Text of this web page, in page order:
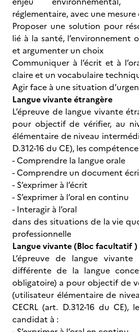
réglementaire, avec une
Proposer une solution pour
lié à la santé, l’environnement
et argumenter un choix
Communiquer à l’écrit et à
claire et un vocabulaire
Agir face à une situation
Langue vivante étrangère
L’épreuve de langue vivante
pour objectif de vérifier, au
élémentaire de niveau
D.312-16 du CE), les
- Comprendre la langue orale
- Comprendre un document
- S’exprimer à l’écrit
- S’exprimer à l’oral en continu
- Interagir à l’oral
dans des situations de la vie
professionnelle
Langue vivante (Bloc facultatif )
L’épreuve de langue
différente de la langue
obligatoire) a pour objectif de
(utilisateur élémentaire de
CECRL (art. D.312-16 du CE),
candidat à :